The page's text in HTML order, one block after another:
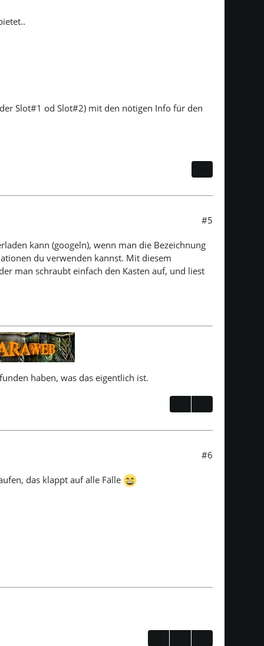
Slot#1 od Slot#2) mit den nötigen Info für den
#5
kann (googeln), wenn man die Bezeichnung
du verwenden kannst. Mit diesem
man schraubt einfach den Kasten auf, und liest
haben, was das eigentlich ist.
#6
das klappt auf alle Fälle